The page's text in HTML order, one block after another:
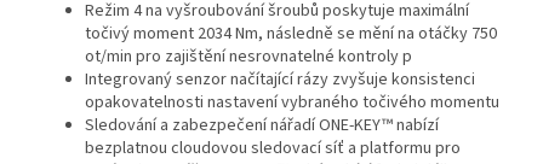
Režim 4 na vyšroubování šroubů poskytuje maximální
točivý moment 2034 Nm, následně se mění na otáčky 750
ot/min pro zajištění nesrovnatelné kontroly p
Integrovaný senzor načítající rázy zvyšuje konsistenci
opakovatelnosti nastavení vybraného točivého momentu
Sledování a zabezpečení nářadí ONE-KEY™ nabízí
bezplatnou cloudovou sledovací síť a platformu pro